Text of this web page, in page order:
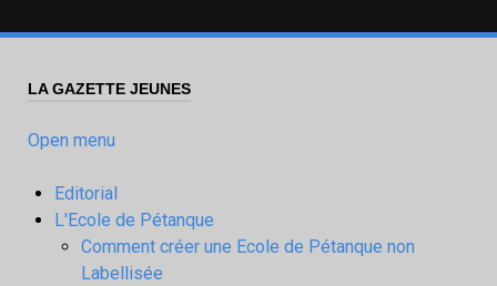
LA GAZETTE JEUNES
Open menu
Editorial
L'Ecole de Pétanque
Comment créer une Ecole de Pétanque non
Labellisée